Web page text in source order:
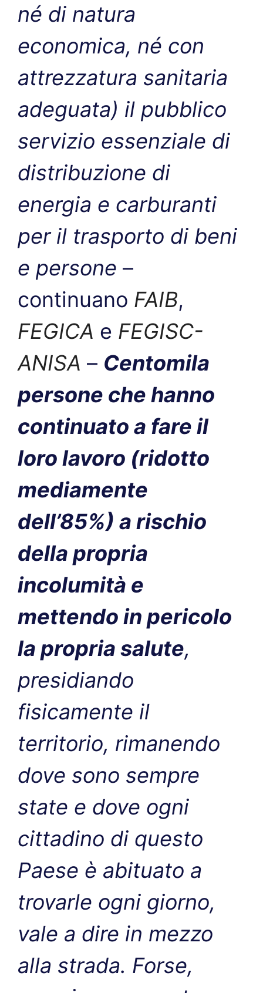
né di natura
economica, né con
attrezzatura sanitaria
adeguata) il pubblico
servizio essenziale di
distribuzione di
energia e carburanti
per il trasporto di beni
e persone –
continuano FAIB,
FEGICA e FEGISC-
ANISA – Centomila
persone che hanno
continuato a fare il
loro lavoro (ridotto
mediamente
dell’85%) a rischio
della propria
incolumità e
mettendo in pericolo
la propria salute,
presidiando
fisicamente il
territorio, rimanendo
dove sono sempre
state e dove ogni
cittadino di questo
Paese è abituato a
trovarle ogni giorno,
vale a dire in mezzo
alla strada. Forse,